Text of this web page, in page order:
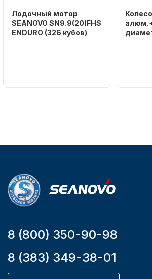
Лодочный мотор
SEANOVO SN9.9(20)FHS
ENDURO (326 кубов)
8 (800) 350-90-98
8 (383) 349-38-01